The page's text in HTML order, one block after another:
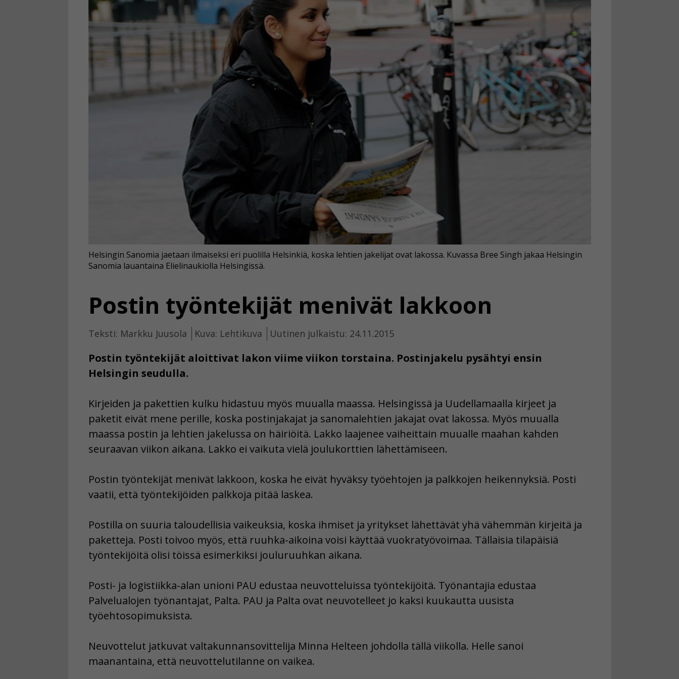
Postin työntekijät menivät lakkoon
Teksti: Markku Juusola Kuva: Lehtikuva Uutinen julkaistu: 24.11.2015
Postin työntekijät aloittivat lakon viime viikon torstaina. Postinjakelu pysähtyi ensin
Helsingin seudulla.
Helsingin Sanomia jaetaan ilmaiseksi eri puolilla Helsinkiä, koska lehtien jakelijat ovat lakossa. Kuvassa Bree Singh jakaa Helsingin
Sanomia lauantaina Elielinaukiolla Helsingissä.
Kirjeiden ja pakettien kulku hidastuu myös muualla maassa. Helsingissä ja Uudellamaalla kirjeet ja
paketit eivät mene perille, koska postinjakajat ja sanomalehtien jakajat ovat lakossa. Myös muualla
maassa postin ja lehtien jakelussa on häiriöitä. Lakko laajenee vaiheittain muualle maahan kahden
seuraavan viikon aikana. Lakko ei vaikuta vielä joulukorttien lähettämiseen.
Postin työntekijät menivät lakkoon, koska he eivät hyväksy työehtojen ja palkkojen heikennyksiä. Posti
vaatii, että työntekijöiden palkkoja pitää laskea.
Postilla on suuria taloudellisia vaikeuksia, koska ihmiset ja yritykset lähettävät yhä vähemmän kirjeitä ja
paketteja. Posti toivoo myös, että ruuhka-aikoina voisi käyttää vuokratyövoimaa. Tällaisia tilapäisiä
työntekijöitä olisi töissä esimerkiksi jouluruuhkan aikana.
Posti- ja logistiikka-alan unioni PAU edustaa neuvotteluissa työntekijöitä. Työnantajia edustaa
Palvelualojen työnantajat, Palta. PAU ja Palta ovat neuvotelleet jo kaksi kuukautta uusista
työehtosopimuksista.
Neuvottelut jatkuvat valtakunnansovittelija Minna Helteen johdolla tällä viikolla. Helle sanoi
maanantaina, että neuvottelutilanne on vaikea.